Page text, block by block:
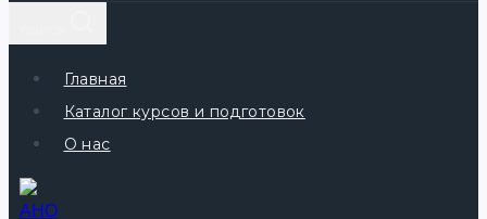
Главная
Каталог курсов и подготовок
О нас